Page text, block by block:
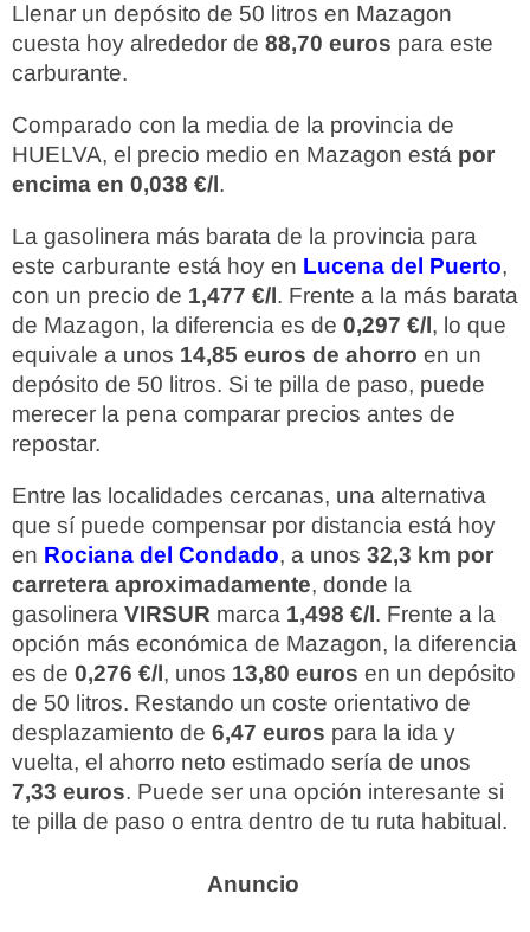
Llenar un depósito de 50 litros en Mazagon
cuesta hoy alrededor de 88,70 euros para este
carburante.
Comparado con la media de la provincia de
HUELVA, el precio medio en Mazagon está por
encima en 0,038 €/l.
La gasolinera más barata de la provincia para
este carburante está hoy en Lucena del Puerto,
con un precio de 1,477 €/l. Frente a la más barata
de Mazagon, la diferencia es de 0,297 €/l, lo que
equivale a unos 14,85 euros de ahorro en un
depósito de 50 litros. Si te pilla de paso, puede
merecer la pena comparar precios antes de
repostar.
Entre las localidades cercanas, una alternativa
que sí puede compensar por distancia está hoy
en Rociana del Condado, a unos 32,3 km por
carretera aproximadamente, donde la
gasolinera VIRSUR marca 1,498 €/l. Frente a la
opción más económica de Mazagon, la diferencia
es de 0,276 €/l, unos 13,80 euros en un depósito
de 50 litros. Restando un coste orientativo de
desplazamiento de 6,47 euros para la ida y
vuelta, el ahorro neto estimado sería de unos
7,33 euros. Puede ser una opción interesante si
te pilla de paso o entra dentro de tu ruta habitual.